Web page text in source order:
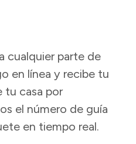
cualquier parte de
en línea y recibe tu
tu casa por
el número de guía
en tiempo real.